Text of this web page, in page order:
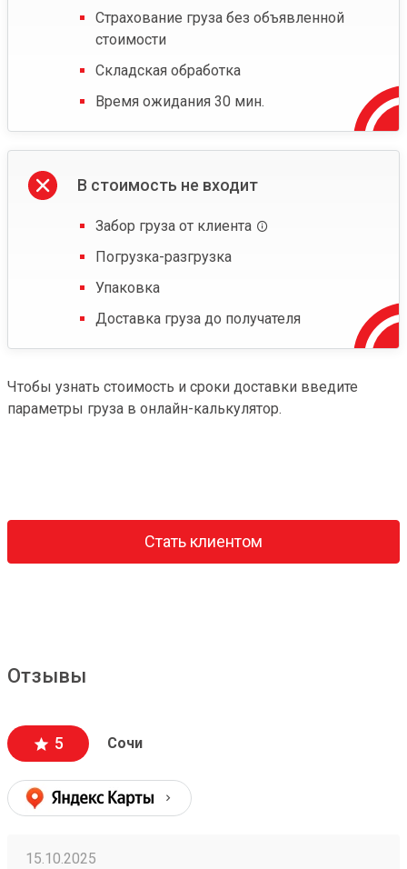
Страхование груза без объявленной
стоимости
Складская обработка
Время ожидания 30 мин.
В стоимость не входит
Забор груза от клиента
Погрузка-разгрузка
Упаковка
Доставка груза до получателя
Чтобы узнать стоимость и сроки доставки введите
параметры груза в онлайн-калькулятор.
Стать клиентом
Отзывы
5 Сочи
15.10.2025